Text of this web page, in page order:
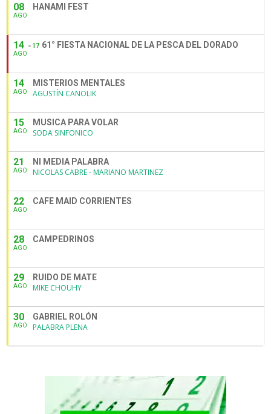
08
AGO
HANAMI FEST
14
AGO
17 61° FIESTA NACIONAL DE LA PESCA DEL DORADO
14
AGO
MISTERIOS MENTALES
AGUSTÍN CANOLIK
15
AGO
MUSICA PARA VOLAR
SODA SINFONICO
21
AGO
NI MEDIA PALABRA
NICOLAS CABRE - MARIANO MARTINEZ
22
AGO
CAFE MAID CORRIENTES
28
AGO
CAMPEDRINOS
29
AGO
RUIDO DE MATE
MIKE CHOUHY
30
AGO
GABRIEL ROLÓN
PALABRA PLENA